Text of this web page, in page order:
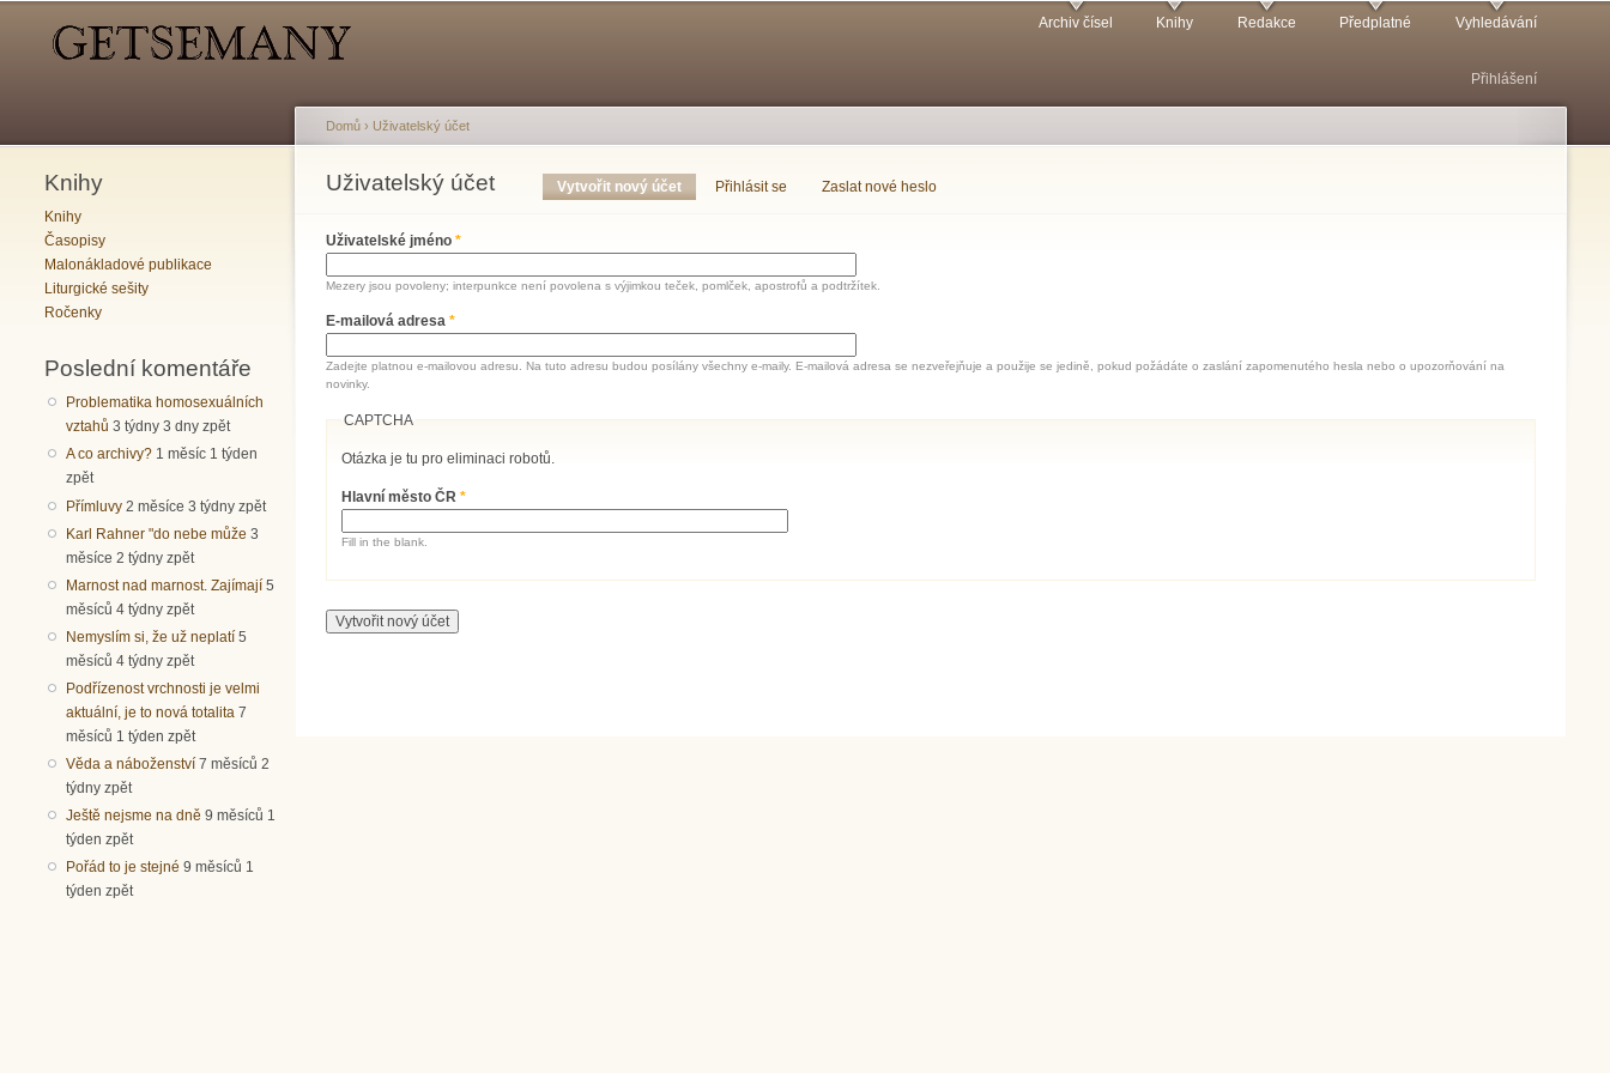
Archiv čísel Knihy Redakce Předplatné Vyhledávání
Přihlášení
Knihy
Knihy
Časopisy
Malonákladové publikace
Liturgické sešity
Ročenky
Poslední komentáře
Problematika homosexuálních
vztahů 3 týdny 3 dny zpět
A co archivy? 1 měsíc 1 týden
zpět
Přímluvy 2 měsíce 3 týdny zpět
Karl Rahner "do nebe může 3
měsíce 2 týdny zpět
Marnost nad marnost. Zajímají 5
měsíců 4 týdny zpět
Nemyslím si, že už neplatí 5
měsíců 4 týdny zpět
Podřízenost vrchnosti je velmi
aktuální, je to nová totalita 7
měsíců 1 týden zpět
Věda a náboženství 7 měsíců 2
týdny zpět
Ještě nejsme na dně 9 měsíců 1
týden zpět
Pořád to je stejné 9 měsíců 1
týden zpět
Jste zde
Domů › Uživatelský účet
Uživatelský účet
Hlavní záložky Vytvořit nový účet (aktivní záložka)
Přihlásit se Zaslat nové heslo
Uživatelské jméno *
Mezery jsou povoleny; interpunkce není povolena s výjimkou teček, pomlček, apostrofů a podtržítek.
E-mailová adresa *
Zadejte platnou e-mailovou adresu. Na tuto adresu budou posílány všechny e-maily. E-mailová adresa se nezveřejňuje a použije se jedině, pokud požádáte o zaslání zapomenutého hesla nebo o upozorňování na
novinky.
CAPTCHA
Otázka je tu pro eliminaci robotů.
Hlavní město ČR*
Fill in the blank.